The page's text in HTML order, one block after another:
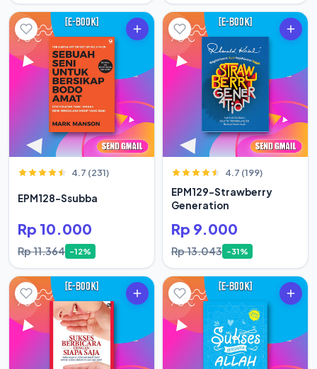
4.7 (231)
EPM128-Ssubba
Rp 10.000
Rp 11.364 -12%
4.7 (199)
EPM129-Strawberry
Generation
Rp 9.000
Rp 13.043 -31%